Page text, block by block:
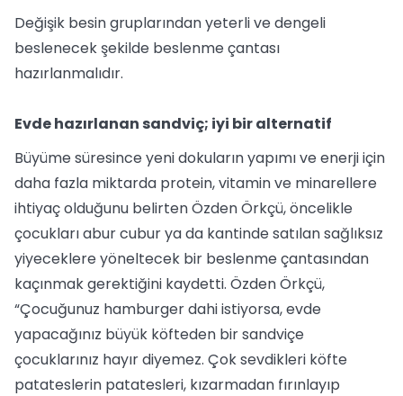
Değişik besin gruplarından yeterli ve dengeli
beslenecek şekilde beslenme çantası
hazırlanmalıdır.
Evde hazırlanan sandviç; iyi bir alternatif
Büyüme süresince yeni dokuların yapımı ve enerji için
daha fazla miktarda protein, vitamin ve minarellere
ihtiyaç olduğunu belirten Özden Örkçü, öncelikle
çocukları abur cubur ya da kantinde satılan sağlıksız
yiyeceklere yöneltecek bir beslenme çantasından
kaçınmak gerektiğini kaydetti. Özden Örkçü,
“Çocuğunuz hamburger dahi istiyorsa, evde
yapacağınız büyük köfteden bir sandviçe
çocuklarınız hayır diyemez. Çok sevdikleri köfte
patateslerin patatesleri, kızarmadan fırınlayıp